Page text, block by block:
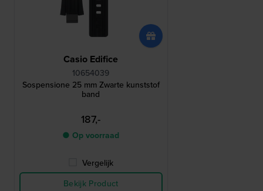
Casio Edifice
10654039
Sospensione 25 mm Zwarte kunststof
band
187,-
● Op voorraad
Vergelijk
Bekijk Product